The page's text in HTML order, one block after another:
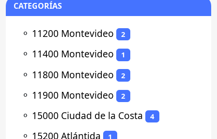
CATEGORÍAS
⚬ 11200 Montevideo 2
⚬ 11400 Montevideo 1
⚬ 11800 Montevideo 2
⚬ 11900 Montevideo 2
⚬ 15000 Ciudad de la Costa 4
⚬ 15200 Atlántida 1